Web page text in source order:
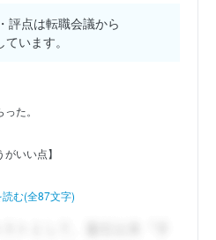
評点は転職会議から
います。
た。
いい点】
む(全87文字)